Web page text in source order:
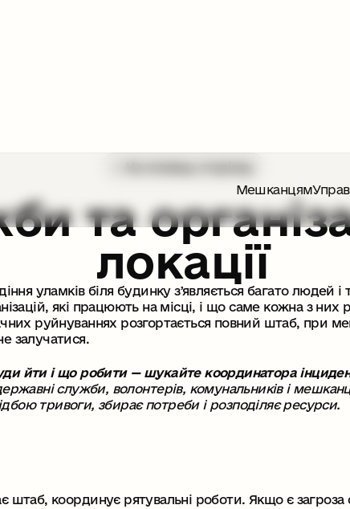
та
локації
уламків біля будинку зʼявляється багато людей
які працюють на місці, і що саме кожна з них
руйнуваннях розгортається повний штаб, при
залучатися.
йти і що робити — шукайте координатора
служби, волонтерів, комунальників і
тривоги, збирає потреби і розподіляє ресурси.
штаб, координує рятувальні роботи. Якщо є загроза
Мешканцям